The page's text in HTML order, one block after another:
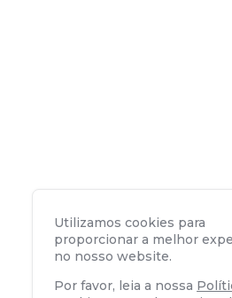
Utilizamos cookies para
proporcionar a melhor
no nosso website.
Por favor, leia a nossa